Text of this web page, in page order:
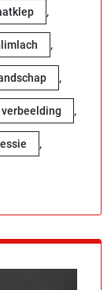
,
,
,
verbeelding ,
,